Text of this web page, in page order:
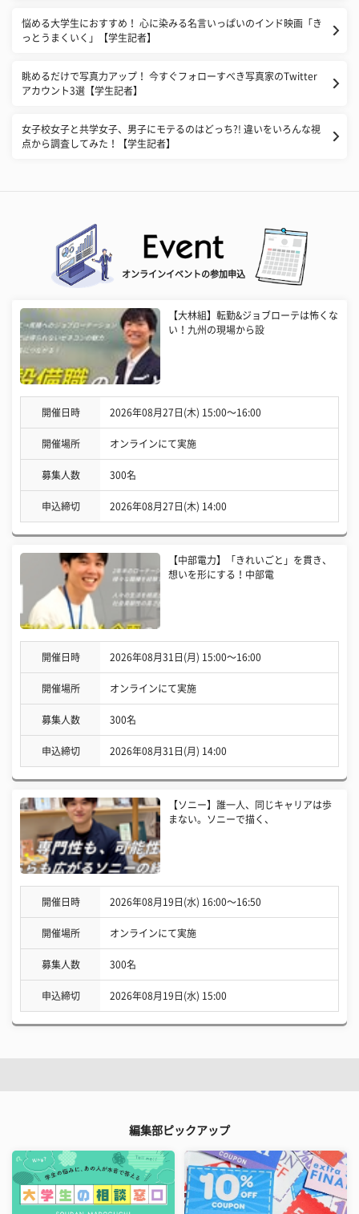
悩める大学生におすすめ！ 心に染みる名言いっぱいのインド映画「き
っとうまくいく」【学生記者】
眺めるだけで写真力アップ！ 今すぐフォローすべき写真家のTwitter
アカウント3選【学生記者】
女子校女子と共学女子、男子にモテるのはどっち?! 違いをいろんな視
点から調査してみた！【学生記者】
オンラインイベントの参加申込
【大林組】転勤&ジョブローテは怖くな
い！九州の現場から設
開催日時 2026年08月27日(木) 15:00〜16:00
開催場所 オンラインにて実施
募集人数 300名
申込締切 2026年08月27日(木) 14:00
【中部電力】「きれいごと」を貫き、
想いを形にする！中部電
開催日時 2026年08月31日(月) 15:00〜16:00
開催場所 オンラインにて実施
募集人数 300名
申込締切 2026年08月31日(月) 14:00
【ソニー】誰一人、同じキャリアは歩
まない。ソニーで描く、
開催日時 2026年08月19日(水) 16:00〜16:50
開催場所 オンラインにて実施
募集人数 300名
申込締切 2026年08月19日(水) 15:00
編集部ピックアップ